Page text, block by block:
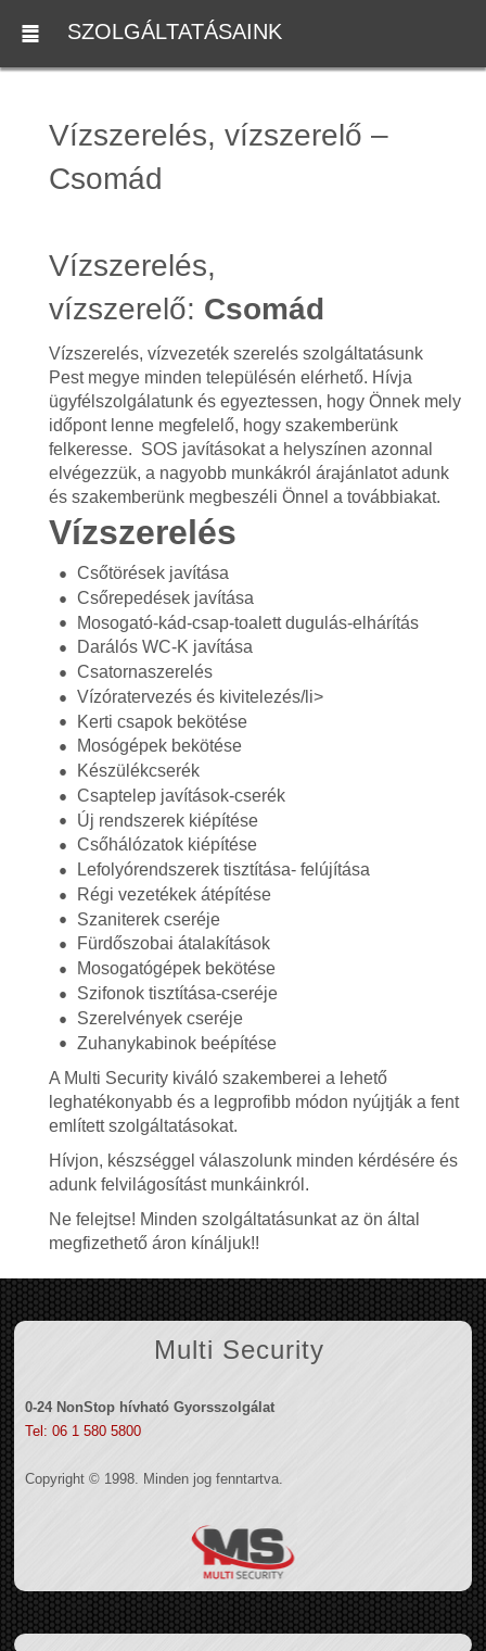
SZOLGÁLTATÁSAINK
Vízszerelés, vízszerelő –
Csomád
Vízszerelés,
vízszerelő: Csomád
Vízszerelés, vízvezeték szerelés szolgáltatásunk
Pest megye minden településén elérhető. Hívja
ügyfélszolgálatunk és egyeztessen, hogy Önnek mely
időpont lenne megfelelő, hogy szakemberünk
felkeresse. SOS javításokat a helyszínen azonnal
elvégezzük, a nagyobb munkákról árajánlatot adunk
és szakemberünk megbeszéli Önnel a továbbiakat.
Vízszerelés
Csőtörések javítása
Csőrepedések javítása
Mosogató-kád-csap-toalett dugulás-elhárítás
Darálós WC-K javítása
Csatornaszerelés
Vízóratervezés és kivitelezés/li>
Kerti csapok bekötése
Mosógépek bekötése
Készülékcserék
Csaptelep javítások-cserék
Új rendszerek kiépítése
Csőhálózatok kiépítése
Lefolyórendszerek tisztítása- felújítása
Régi vezetékek átépítése
Szaniterek cseréje
Fürdőszobai átalakítások
Mosogatógépek bekötése
Szifonok tisztítása-cseréje
Szerelvények cseréje
Zuhanykabinok beépítése
A Multi Security kiváló szakemberei a lehető
leghatékonyabb és a legprofibb módon nyújtják a fent
említett szolgáltatásokat.
Hívjon, készséggel válaszolunk minden kérdésére és
adunk felvilágosítást munkáinkról.
Ne felejtse! Minden szolgáltatásunkat az ön által
megfizethető áron kínáljuk!!
Multi Security
0-24 NonStop hívható Gyorsszolgálat
Tel: 06 1 580 5800
Copyright © 1998. Minden jog fenntartva.